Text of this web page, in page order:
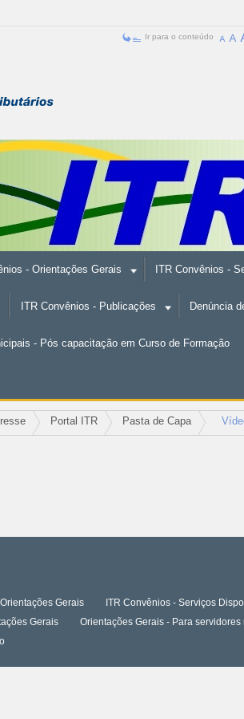
Ir para o conteúdo
- Orientações Gerais ITR Convênios -
ITR Convênios - Publicações Denúncia
- Pós capacitação em Curso de Formação
Portal ITR Pasta de Capa
Gerais ITR Convênios - Serviços
Gerais Orientações Gerais - Para